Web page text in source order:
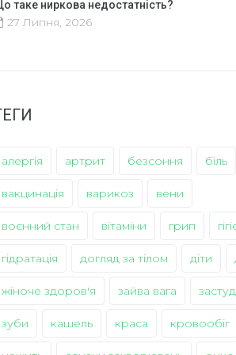
таке ниркова недостатність?
27 Липня, 2026
алергія артрит безсоння біль
вакцинація варикоз вени
воєнний стан вітаміни грип
гідратація догляд за тілом діти
жіноче здоров'я зайва вага
зуби кашель краса кровообіг